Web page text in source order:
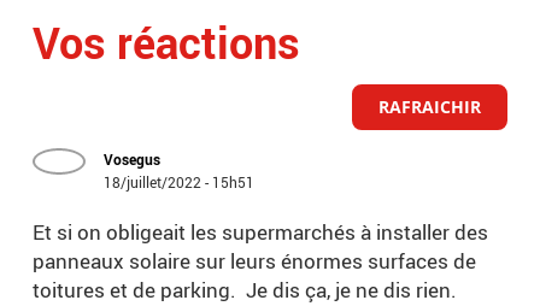
Vos réactions
RAFRAICHIR
Vosegus
18/juillet/2022 - 15h51
Et si on obligeait les supermarchés à installer des
panneaux solaire sur leurs énormes surfaces de
toitures et de parking. Je dis ça, je ne dis rien.